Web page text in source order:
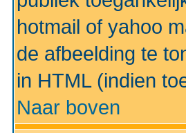
hotmail of yahoo
de afbeelding te
in HTML (indien
Naar boven